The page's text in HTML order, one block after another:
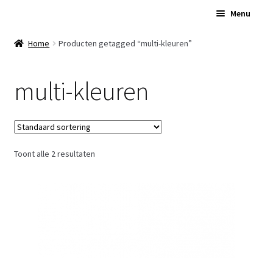
naar
de
Menu
HomeHome Producten getagged “multi-kleuren”
multi-kleuren
Toont alle 2 resultaten